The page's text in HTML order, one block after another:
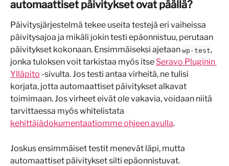
automaattiset päivitykset ovat päällä?
Päivitysjärjestelmä tekee useita testejä eri vaiheissa
päivitysajoa ja mikäli jokin testi epäonnistuu, perutaan
päivitykset kokonaan. Ensimmäiseksi ajetaan wp-test,
jonka tuloksen voit tarkistaa myös itse Seravo Pluginin
Ylläpito -sivulta. Jos testi antaa virheitä, ne tulisi
korjata, jotta automaattiset päivitykset alkavat
toimimaan. Jos virheet eivät ole vakavia, voidaan niitä
tarvittaessa myös whitelistata
kehittäjädokumentaatiomme ohjeen avulla.
Joskus ensimmäiset testit menevät läpi, mutta
automaattiset päivitykset silti epäonnistuvat.